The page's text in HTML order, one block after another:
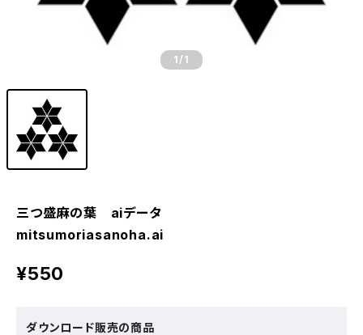
1 /1
三つ盛麻の葉 aiデータ
mitsumoriasanoha.ai
¥550
ダウンロード販売の商品